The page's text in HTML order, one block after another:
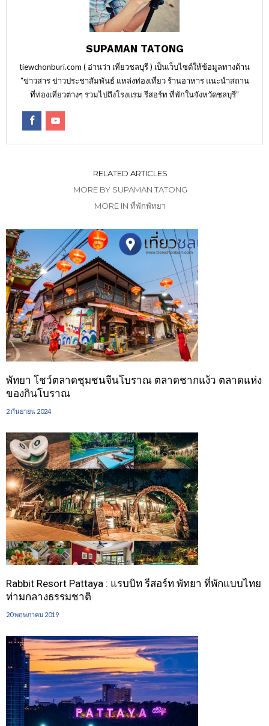
SUPAMAN TATONG
tiewchonburi.com ( อ่านว่า เที่ยวชลบุรี ) เป็นเว็บไซต์ให้ข้อมูลทางด้าน
“ข่าวสาร ข่าวประชาสัมพันธ์ แหล่งท่องเที่ยว ร้านอาหาร แนะนำสถาน
ที่ท่องเที่ยวต่างๆ รวมไปถึงโรงแรม รีสอร์ท ที่พักในจังหวัดชลบุรี”
RELATED ARTICLES
MORE BY SUPAMAN TATONG
MORE IN ที่พักพัทยา
พัทยา โชว์ตลาดชุมชนจีนโบราณ ตลาดชากแง้ว ตลาดแห่ง
ของกินโบราณ
2 กันยายน 2024
Rabbit Resort Pattaya : แรบบิท รีสอร์ท พัทยา ที่พักแบบไทย
ท่ามกลางธรรมชาติ
20 พฤษภาคม 2019